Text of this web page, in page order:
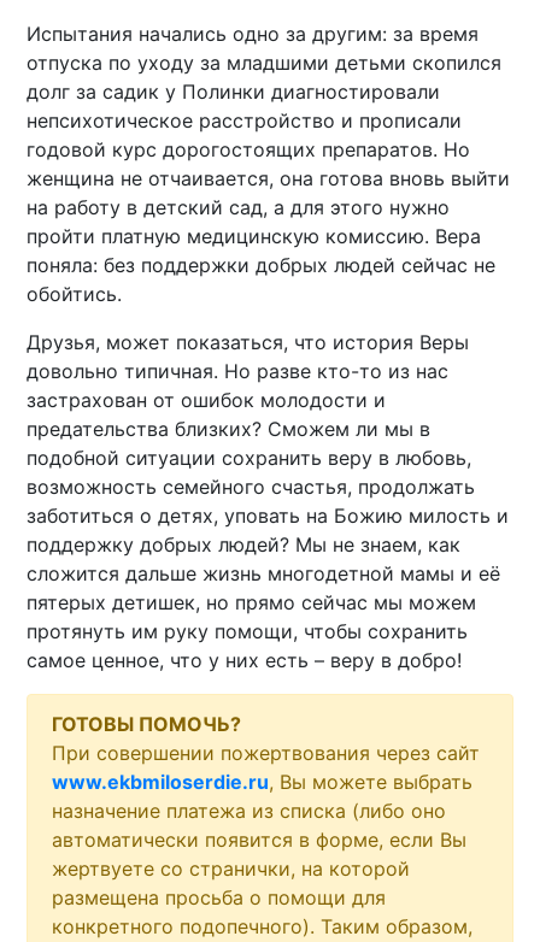
Испытания начались одно за другим: за время
отпуска по уходу за младшими детьми скопился
долг за садик у Полинки диагностировали
непсихотическое расстройство и прописали
годовой курс дорогостоящих препаратов. Но
женщина не отчаивается, она готова вновь выйти
на работу в детский сад, а для этого нужно
пройти платную медицинскую комиссию. Вера
поняла: без поддержки добрых людей сейчас не
обойтись.
Друзья, может показаться, что история Веры
довольно типичная. Но разве кто-то из нас
застрахован от ошибок молодости и
предательства близких? Сможем ли мы в
подобной ситуации сохранить веру в любовь,
возможность семейного счастья, продолжать
заботиться о детях, уповать на Божию милость и
поддержку добрых людей? Мы не знаем, как
сложится дальше жизнь многодетной мамы и её
пятерых детишек, но прямо сейчас мы можем
протянуть им руку помощи, чтобы сохранить
самое ценное, что у них есть – веру в добро!
ГОТОВЫ ПОМОЧЬ?
При совершении пожертвования через сайт
www.ekbmiloserdie.ru, Вы можете выбрать
назначение платежа из списка (либо оно
автоматически появится в форме, если Вы
жертвуете со странички, на которой
размещена просьба о помощи для
конкретного подопечного). Таким образом,